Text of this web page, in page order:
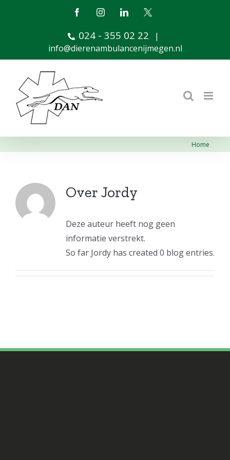
FacebookInstagramLinkedIn
X
024 - 355 02 22
|
info@dierenambulancenijmegen.nl
Home
Over Jordy
Deze auteur heeft nog geen
informatie verstrekt.
So far Jordy has created 0 blog entries.